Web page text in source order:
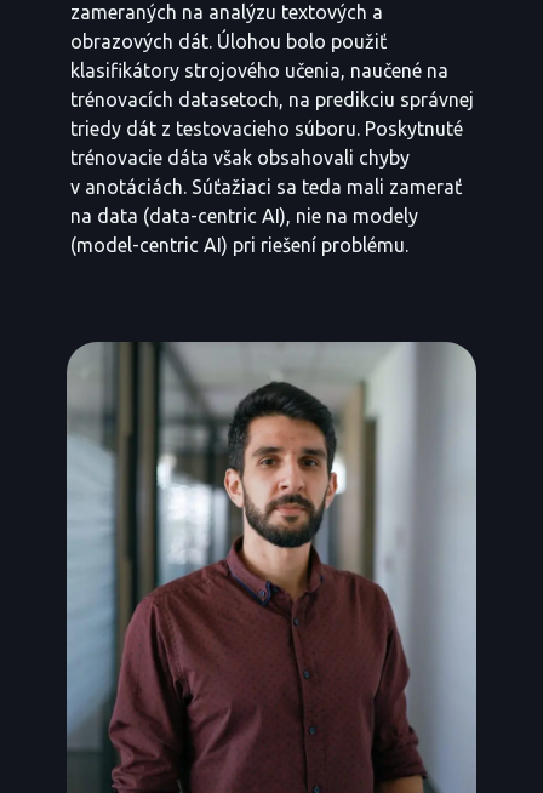
zameraných na analýzu textových a
obrazových dát. Úlohou bolo použiť
klasifikátory strojového učenia, naučené na
trénovacích datasetoch, na predikciu správnej
triedy dát z testovacieho súboru. Poskytnuté
trénovacie dáta však obsahovali chyby
v anotáciách. Súťažiaci sa teda mali zamerať
na data (data-centric AI), nie na modely
(model-centric AI) pri riešení problému.